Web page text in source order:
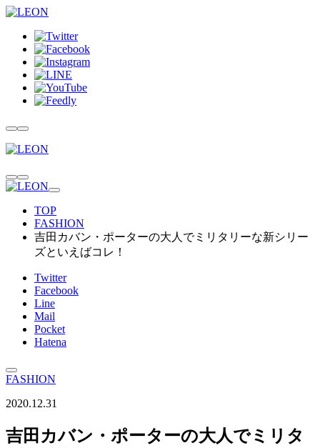
TOP
FASHION
吉田カバン・ポーターの大人でミリタリーな新シリー
ズといえばコレ！
Twitter
Facebook
Line
Mail
Pocket
Hatena
FASHION
2020.12.31
吉田カバン・ポーターの大人でミリタ